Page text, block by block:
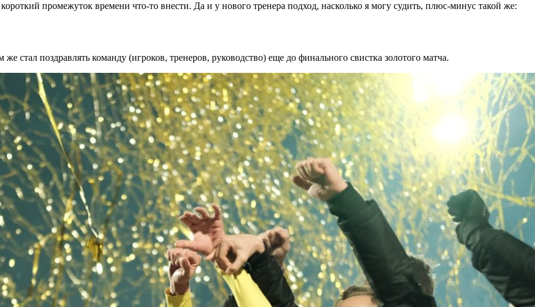
промежуток времени что-то внести. Да и у нового тренера подход, насколько я могу судить, плюс-минус такой же:
стал поздравлять команду (игроков, тренеров, руководство) еще до финального свистка золотого матча.